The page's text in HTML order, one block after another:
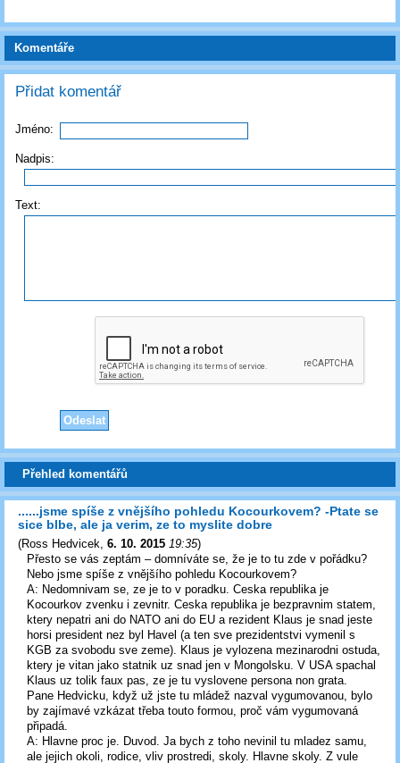
Komentáře
Přidat komentář
Jméno:
Nadpis:
Text:
Přehled komentářů
......jsme spíše z vnějšího pohledu Kocourkovem? -Ptate se
sice blbe, ale ja verim, ze to myslite dobre
(Ross Hedvicek 6. 10. 2015 19:35)
Přesto se vás zeptám – domníváte se, že je to tu zde v pořádku?
Nebo jsme spíše z vnějšího pohledu Kocourkovem?
A: Nedomnivam se, ze je to v poradku. Ceska republika je
Kocourkov zvenku i zevnitr. Ceska republika je bezpravnim statem,
ktery nepatri ani do NATO ani do EU a rezident Klaus je snad jeste
horsi president nez byl Havel (a ten sve prezidentstvi vymenil s
KGB za svobodu sve zeme). Klaus je vylozena mezinarodni ostuda,
ktery je vitan jako statnik uz snad jen v Mongolsku. V USA spachal
Klaus uz tolik faux pas, ze je tu vyslovene persona non grata.
Pane Hedvicku, když už jste tu mládež nazval vygumovanou, bylo
by zajímavé vzkázat třeba touto formou, proč vám vygumovaná
připadá.
A: Hlavne proc je. Duvod. Ja bych z toho nevinil tu mladez samu,
ale jejich okoli, rodice, vliv prostredi, skoly. Hlavne skoly. Z vule